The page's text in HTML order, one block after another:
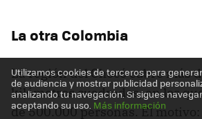
La otra Colombia
La región del Chocó cubre más
kilómetros cuadrados, en los
de 500.000 personas. El motivo:
Utilizamos cookies de terceros para
de audiencia y mostrar publicidad
analizando tu navegación. Si sigues
aceptando su uso. Más información